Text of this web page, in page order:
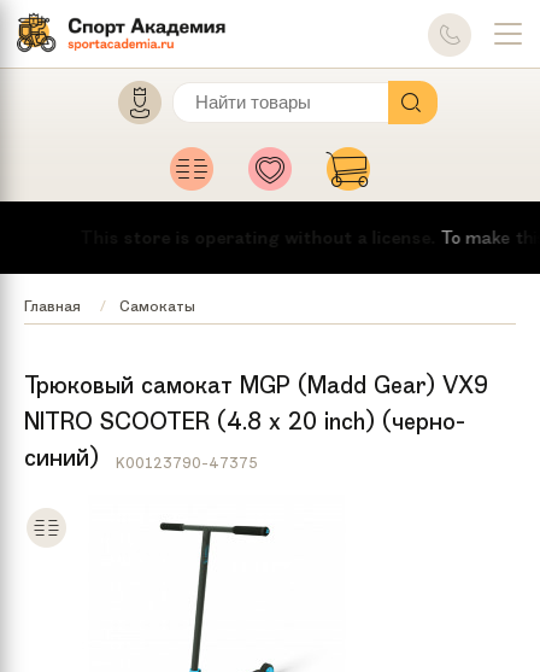
This store is operating without a license. To make this
Главная Самокаты
Трюковый самокат MGP (Madd Gear) VX9
NITRO SCOOTER (4.8 x 20 inch) (черно-
синий)
K00123790-47375